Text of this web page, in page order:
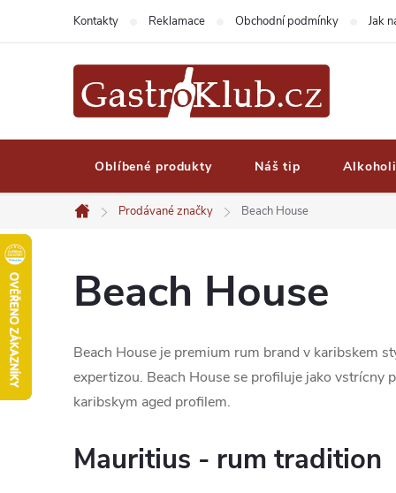
Kontakty Reklamace Obchodní podmínky Jak
Oblíbené produkty Náš tip
Domů
Prodávané značky Beach House
Beach House
Beach House je premium rum brand v karibskem
expertizou. Beach House se profiluje jako vstrícny
karibskym aged profilem.
Mauritius - rum tradition